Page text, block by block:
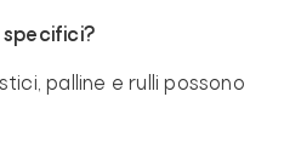
specifici?
palline e rulli possono